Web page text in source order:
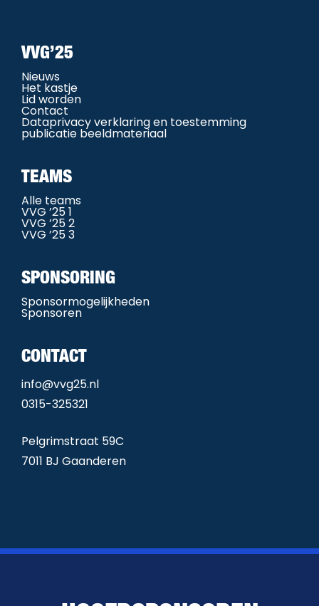
VVG’25
Nieuws
Het kastje
Lid worden
Contact
Dataprivacy verklaring en toestemming
publicatie beeldmateriaal
TEAMS
Alle teams
VVG ’25 1
VVG ’25 2
VVG ’25 3
SPONSORING
Sponsormogelijkheden
Sponsoren
CONTACT
info@vvg25.nl
0315-325321
Pelgrimstraat 59C
7011 BJ Gaanderen